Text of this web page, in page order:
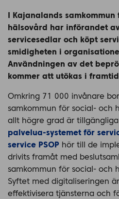
I Kajanalands samkommun
hälsovård har införandet
servicesedlar och köpt
smidigheten i
Användningen av det
kommer att utökas i
Omkring 71 000 invånare
samkommun för social- och
allt högre grad är
palvelua-systemet för
service PSOP hör till de
drivits framåt med
samkommun för social- och
Syftet med digitaliseringen
effektivisera tjänsterna och